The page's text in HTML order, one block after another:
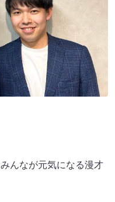
んなが元気になる漫才